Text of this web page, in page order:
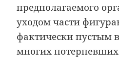
предполагаемого
уходом части
фактически пустым
многих